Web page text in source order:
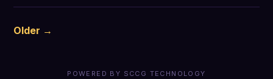
Older →
POWERED BY SCCG TECHNOLOGY